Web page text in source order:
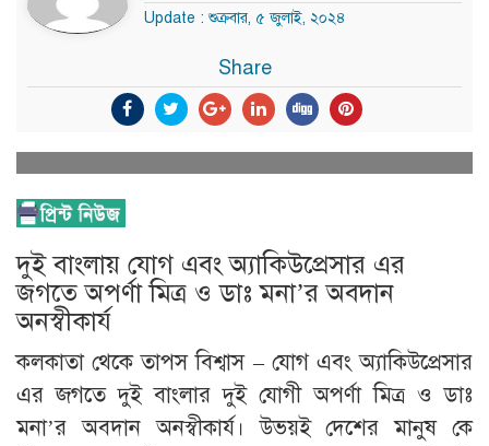
Update : শুক্রবার, ৫ জুলাই, ২০২৪
Share
দুই বাংলায় যোগ এবং অ্যাকিউপ্রেসার এর
জগতে অপর্ণা মিত্র ও ডাঃ মনা’র অবদান
অনস্বীকার্য
কলকাতা থেকে তাপস বিশ্বাস – যোগ এবং অ্যাকিউপ্রেসার
এর জগতে দুই বাংলার দুই যোগী অপর্ণা মিত্র ও ডাঃ
মনা’র অবদান অনস্বীকার্য। উভয়ই দেশের মানুষ কে